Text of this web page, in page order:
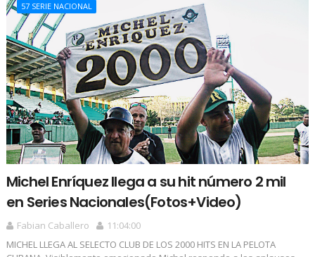
57 SERIE NACIONAL
Michel Enríquez llega a su hit número 2 mil
en Series Nacionales(Fotos+Video)
Fabian Caballero
11:04:00
MICHEL LLEGA AL SELECTO CLUB DE LOS 2000 HITS EN LA PELOTA